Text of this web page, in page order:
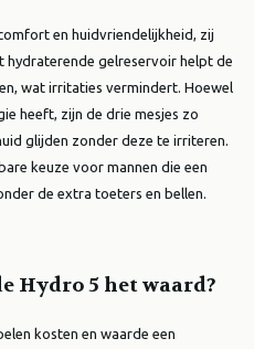
en huidvriendelijkheid, zij
hydraterende gelreservoir helpt de
wat irritaties vermindert. Hoewel
heeft, zijn de drie mesjes zo
glijden zonder deze te irriteren.
keuze voor mannen die een
de extra toeters en bellen.
Hydro 5 het waard?
kosten en waarde een